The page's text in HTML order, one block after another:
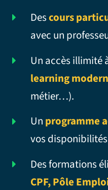
Descours
avec un
Un accès illimité
learning
métier…).
Un programme
vos
Des formations
CPF, Pôle